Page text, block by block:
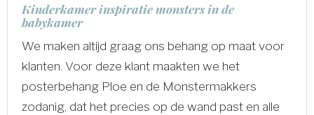
Kinderkamer inspiratie monsters in de
babykamer
We maken altijd graag ons behang op maat voor
klanten. Voor deze klant maakten we het
posterbehang Ploe en de Monstermakkers
zodanig, dat het precies op de wand past en alle